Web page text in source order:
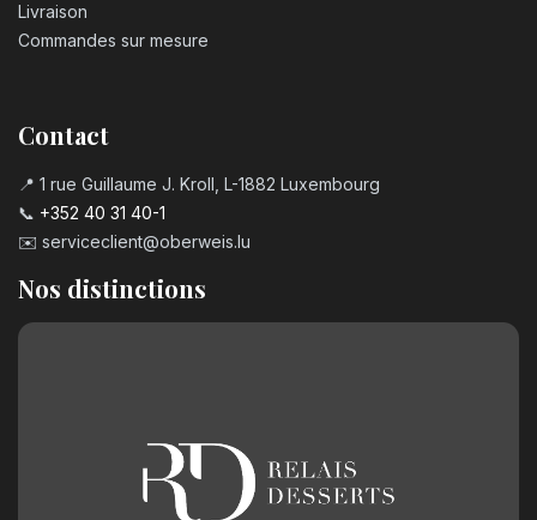
Livraison
Commandes sur mesure
Contact
📍 1 rue Guillaume J. Kroll, L-1882 Luxembourg
📞 +352 40 31 40-1
✉️ serviceclient@oberweis.lu
Nos distinctions